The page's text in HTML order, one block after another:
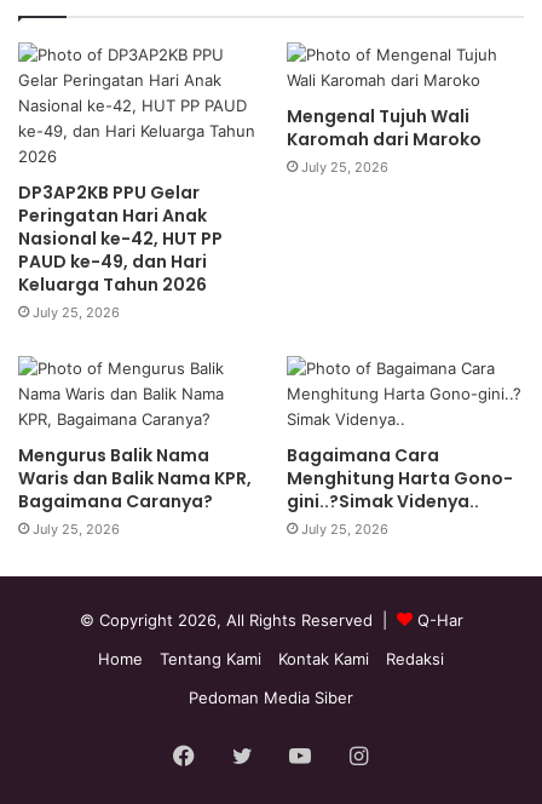
DP3AP2KB PPU Gelar
Peringatan Hari Anak
Nasional ke-42, HUT PP
PAUD ke-49, dan Hari
Keluarga Tahun 2026
July 25, 2026
Mengenal Tujuh Wali
Karomah dari Maroko
July 25, 2026
Mengurus Balik Nama
Waris dan Balik Nama KPR,
Bagaimana Caranya?
July 25, 2026
Bagaimana Cara
Menghitung Harta Gono-
gini..?Simak Videnya..
July 25, 2026
© Copyright 2026, All Rights Reserved |
Q-Har
Home
Tentang Kami Kontak Kami
Redaksi
Pedoman Media Siber
Facebook
TwitterYouTubeInstagram